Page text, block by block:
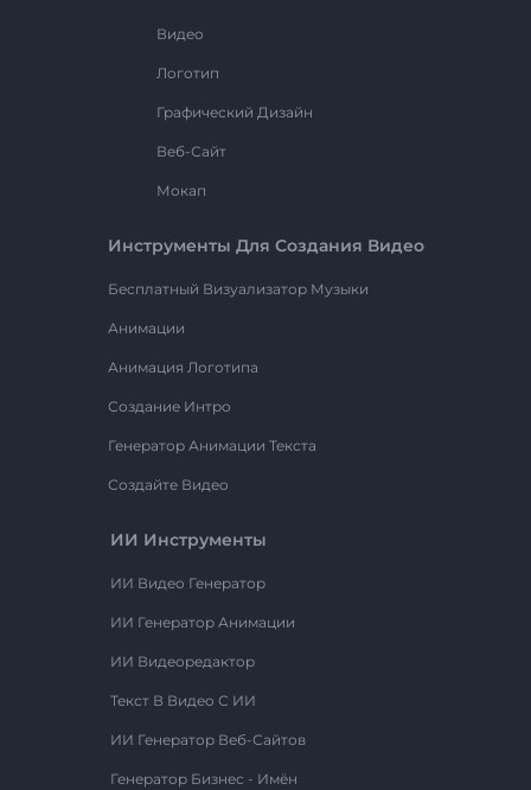
Видео
Логотип
Графический Дизайн
Веб-Сайт
Мокап
Инструменты Для Создания Видео
Бесплатный Визуализатор Музыки
Анимации
Анимация Логотипа
Создание Интро
Генератор Анимации Текста
Создайте Видео
ИИ Инструменты
ИИ Видео Генератор
ИИ Генератор Анимации
ИИ Видеоредактор
Текст В Видео С ИИ
ИИ Генератор Веб-Сайтов
Генератор Бизнес - Имён